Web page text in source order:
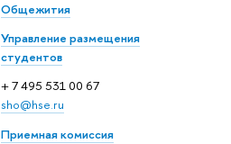
Общежития
Управление размещения
студентов
+ 7 495 531 00 67
sho@hse.ru
Приемная комиссия